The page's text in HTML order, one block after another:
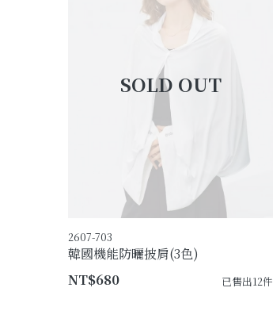
2607-703
韓國機能防曬披肩(3色)
NT$680
已售出12件